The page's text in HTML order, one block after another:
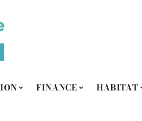
FINANCE HABITAT